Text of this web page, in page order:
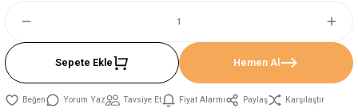
Sepete Ekle Hemen Al
Yorum Yaz Tavsiye Et Fiyat Alarmı Paylaş Karşılaştır